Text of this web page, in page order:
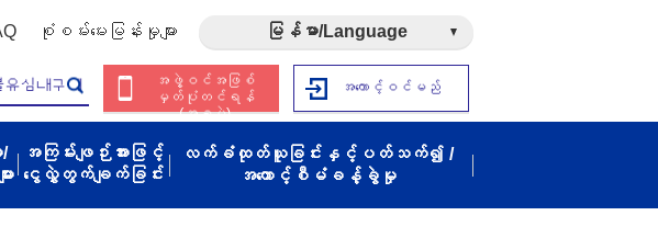
စုံစမ်းမေးမြန်းမှုများ မြန်မာ/Language
အဖွဲ့ဝင်အဖြစ်
မှတ်ပုံတင်ရန်
(အခမဲ့)
အကောင့်ဝင်မည်
/
း
အကြမ်းဖျဉ်းအားဖြင့်
ငွေလွှဲတွက်ချက်ခြင်း
လက်ခံထုတ်ယူခြင်းနှင့်ပတ်သက်၍ /
အကောင့်စီမံခန့်ခွဲမှု